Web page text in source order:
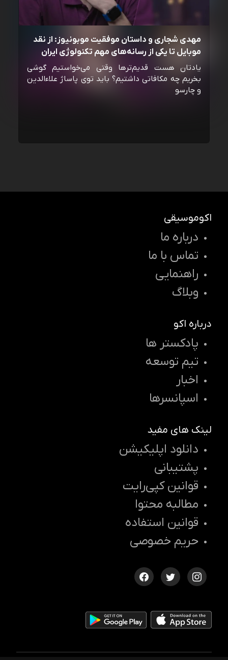
مهدی شجاری و داستان موفقیت موبونیوز: از نقد
موبایل تا یکی از رسانه‌‌های مهم تکنولوژی ایران
یادتان هست قدیم‌ترها وقتی می‌خواستیم گوشی
بخریم چه مکافاتی داشتیم؟ باید توی پاساژ علاءالدین
و چارسو
اکوموسیقی
درباره ما
تماس با ما
راهنمایی
وبلاگ
درباره اکو
پادکستر ها
تیم توسعه
اخبار
اسپانسرها
لینک های مفید
دانلود اپلیکیشن
پشتیبانی
قوانین کپی‌رایت
مطالبه محتوا
قوانین استفاده
حریم خصوصی